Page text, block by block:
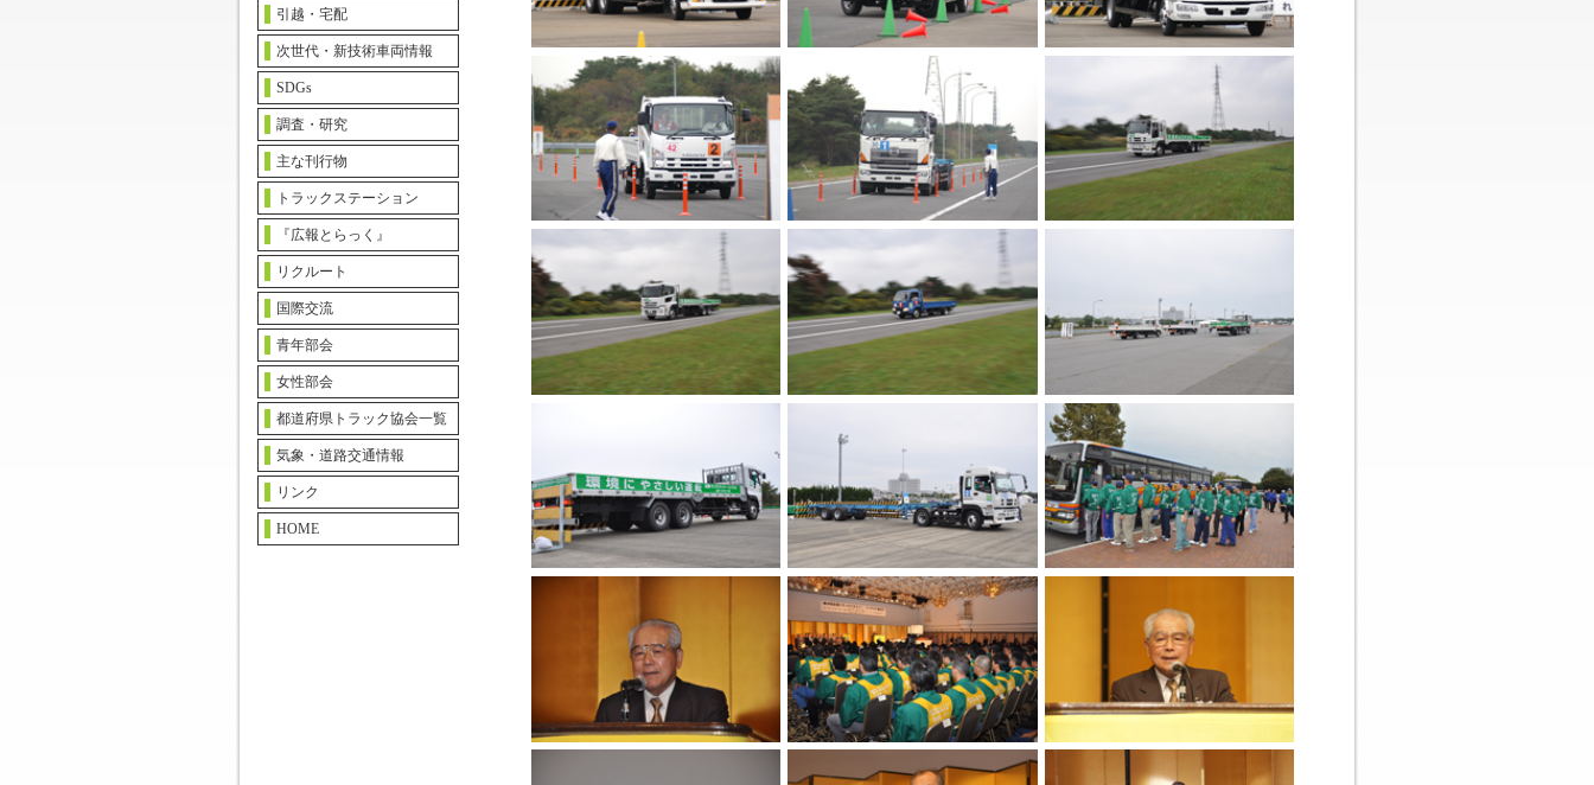
引越・宅配
次世代・新技術車両情報
SDGs
調査・研究
主な刊行物
トラックステーション
『広報とらっく』
リクルート
国際交流
青年部会
女性部会
都道府県トラック協会一覧
気象・道路交通情報
リンク
HOME